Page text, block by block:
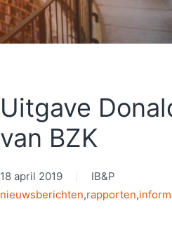
Uitgave
van BZK
18 april 2019
IB&P
nieuwsberichten,rapporten,